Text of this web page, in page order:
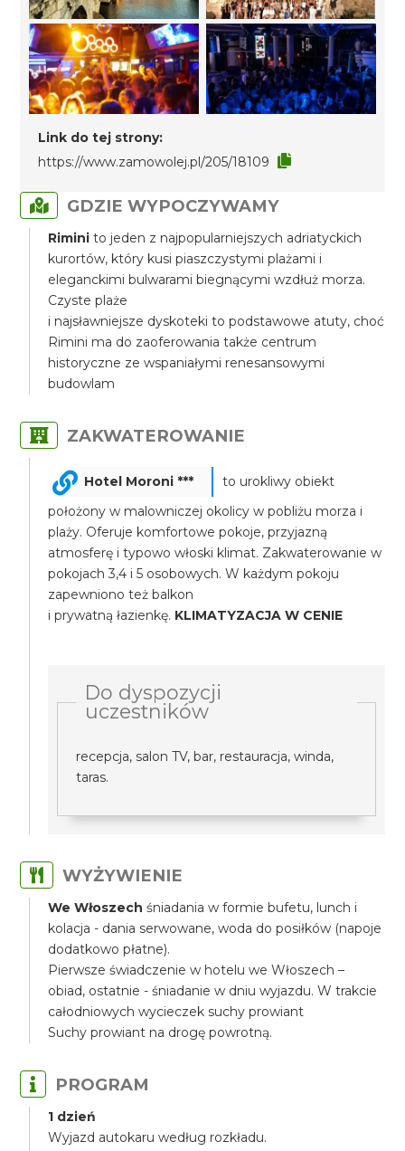
Link do tej strony:
https://www.zamowolej.pl/205/18109
GDZIE WYPOCZYWAMY
Riminito jeden z najpopularniejszych adriatyckich
kurortów, który kusi piaszczystymi plażami i
eleganckimi bulwarami biegnącymi wzdłuż morza.
Czyste plaże
i najsławniejsze dyskoteki to podstawowe atuty, choć
Rimini ma do zaoferowania także centrum
historyczne ze wspaniałymi renesansowymi
budowlam
ZAKWATEROWANIE
Hotel Moroni ***
to urokliwy obiekt
położony w malowniczej okolicy w pobliżu morza i
plaży. Oferuje komfortowe pokoje, przyjazną
atmosferę i typowo włoski klimat. Zakwaterowanie w
pokojach 3,4 i 5 osobowych. W każdym pokoju
zapewniono też balkon
i prywatną łazienkę. KLIMATYZACJA W CENIE
Do dyspozycji
uczestników
recepcja, salon TV, bar, restauracja, winda,
taras.
WYŻYWIENIE
We Włoszech śniadania w formie bufetu, lunch i
kolacja - dania serwowane, woda do posiłków (napoje
dodatkowo płatne).
Pierwsze świadczenie w hotelu we Włoszech –
obiad, ostatnie - śniadanie w dniu wyjazdu. W trakcie
całodniowych wycieczek suchy prowiant
Suchy prowiant na drogę powrotną.
PROGRAM
1 dzień
Wyjazd autokaru według rozkładu.